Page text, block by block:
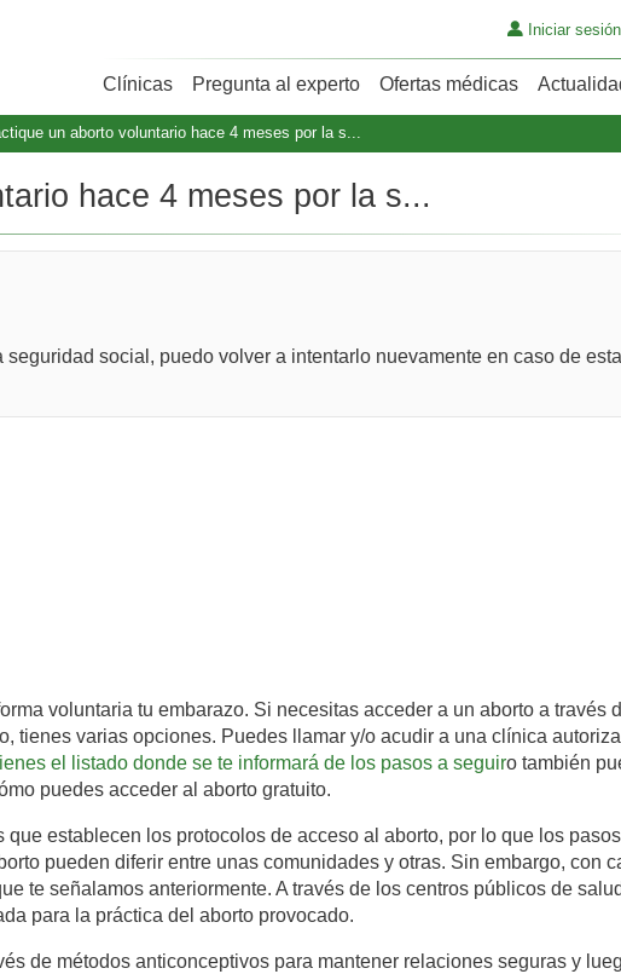
Iniciar sesión
Clínicas Pregunta al experto Ofertas médicas
un aborto voluntario hace 4 meses por la s...
hace 4 meses por la s...
social, puedo volver a intentarlo nuevamente en caso de
voluntaria tu embarazo. Si necesitas acceder a un aborto a través
tienes varias opciones. Puedes llamar y/o acudir a una clínica
el listado donde se te informará de los pasos a seguiro también
puedes acceder al aborto gratuito.
establecen los protocolos de acceso al aborto, por lo que los
pueden diferir entre unas comunidades y otras. Sin embargo, con
te señalamos anteriormente. A través de los centros públicos de
para la práctica del aborto provocado.
de métodos anticonceptivos para mantener relaciones seguras y